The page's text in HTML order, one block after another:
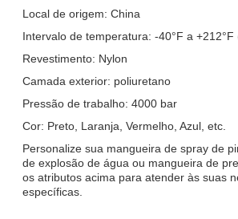
Local de origem: China
Intervalo de temperatura: -40°F a +212°F
Revestimento: Nylon
Camada exterior: poliuretano
Pressão de trabalho: 4000 bar
Cor: Preto, Laranja, Vermelho, Azul, etc.
Personalize sua mangueira de spray de
de explosão de água ou mangueira de
os atributos acima para atender às suas
específicas.